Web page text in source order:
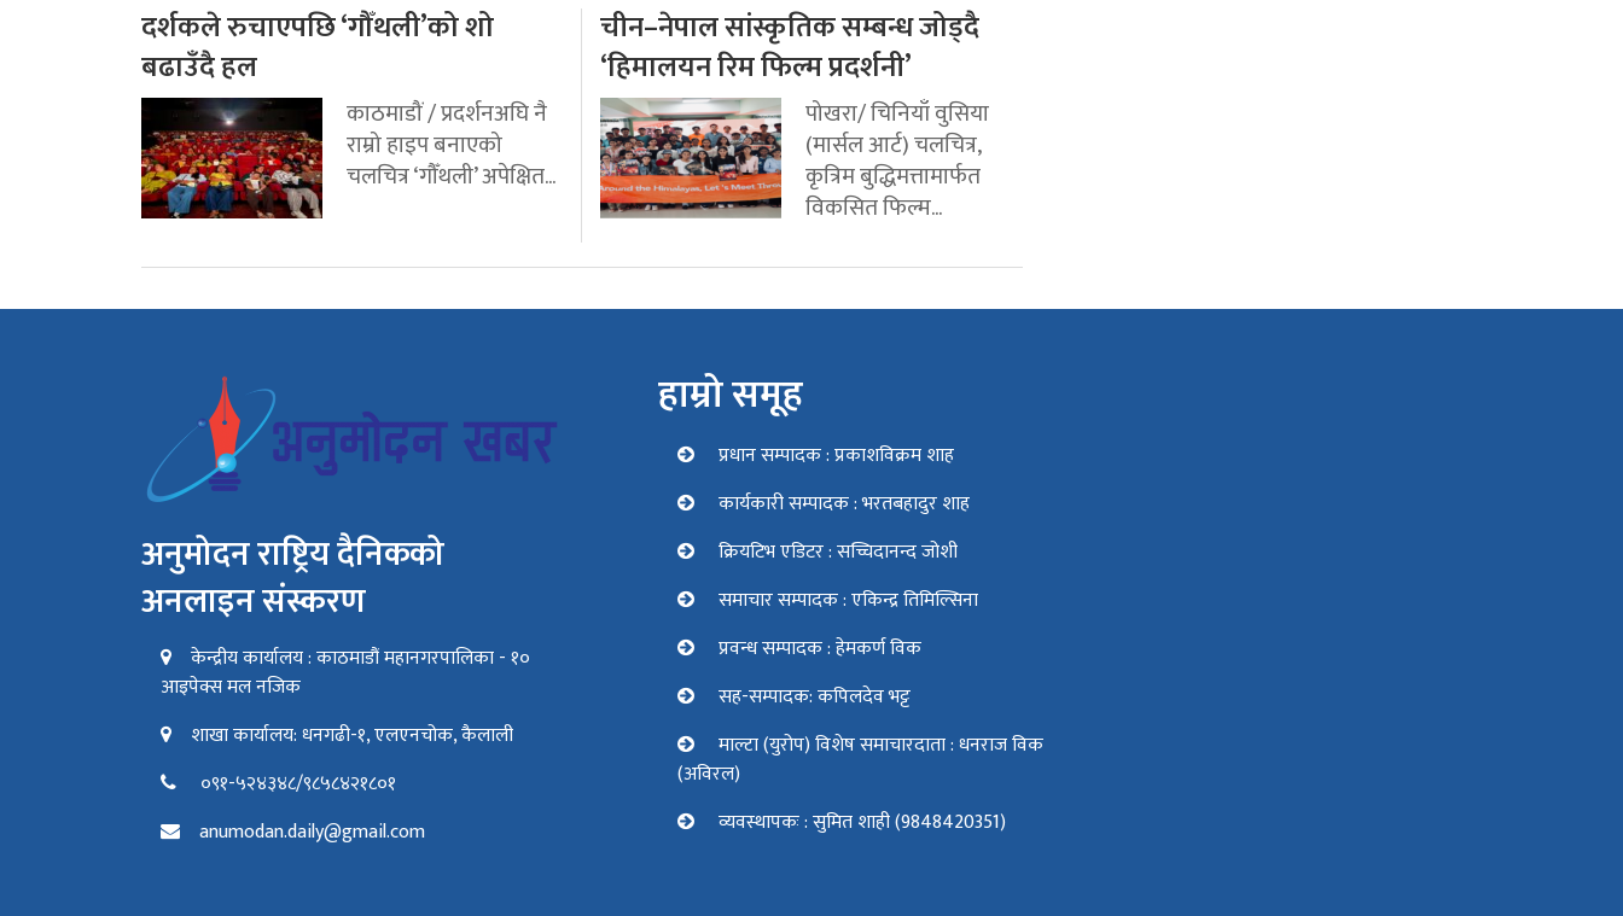
दर्शकले रुचाएपछि ‘गौँथली’को शो
बढाउँदै हल
काठमाडौं / प्रदर्शनअघि नै
राम्रो हाइप बनाएको
चलचित्र ‘गौँथली’ अपेक्षित...
चीन–नेपाल सांस्कृतिक सम्बन्ध जोड्दै
‘हिमालयन रिम फिल्म प्रदर्शनी’
पोखरा/ चिनियाँ वुसिया
(मार्सल आर्ट) चलचित्र,
कृत्रिम बुद्धिमत्तामार्फत
विकसित फिल्म...
अनुमोदन राष्ट्रिय दैनिकको
अनलाइन संस्करण
केन्द्रीय कार्यालय : काठमाडौं महानगरपालिका - १०
आइपेक्स मल नजिक
शाखा कार्यालय: धनगढी-१, एलएनचोक, कैलाली
०९१-५२४३४८/९८५८४२१८०१
anumodan.daily@gmail.com
हाम्रो समूह
प्रधान सम्पादक : प्रकाशविक्रम शाह
कार्यकारी सम्पादक : भरतबहादुर शाह
क्रियटिभ एडिटर : सच्चिदानन्द जोशी
समाचार सम्पादक : एकिन्द्र तिमिल्सिना
प्रवन्ध सम्पादक : हेमकर्ण विक
सह-सम्पादक: कपिलदेव भट्ट
माल्टा (युरोप) विशेष समाचारदाता : धनराज विक
(अविरल)
व्यवस्थापकः : सुमित शाही (9848420351)